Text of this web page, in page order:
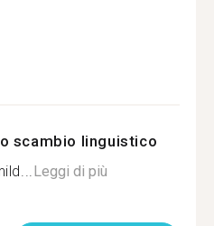
scambio linguistico
Leggi di più